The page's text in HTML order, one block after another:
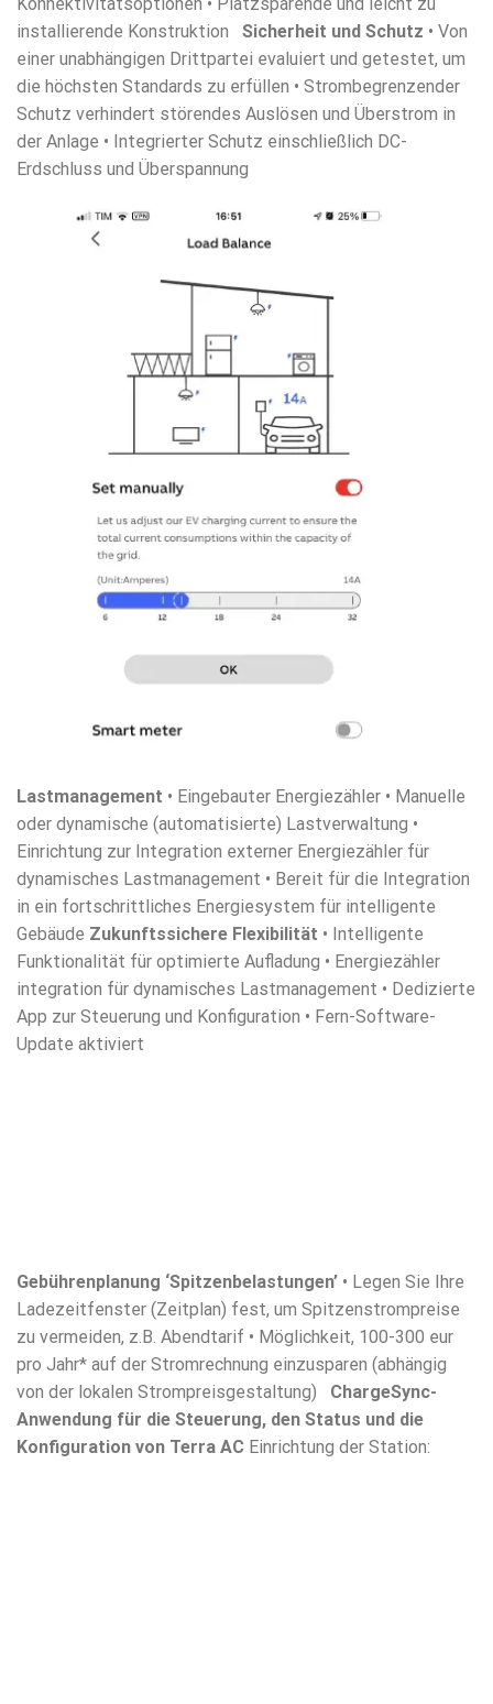
installierende Konstruktion Sicherheit und Schutz • Von
einer unabhängigen Drittpartei evaluiert und getestet, um
die höchsten Standards zu erfüllen • Strombegrenzender
Schutz verhindert störendes Auslösen und Überstrom in
der Anlage • Integrierter Schutz einschließlich DC-
Erdschluss und Überspannung
Lastmanagement • Eingebauter Energiezähler • Manuelle
oder dynamische (automatisierte) Lastverwaltung •
Einrichtung zur Integration externer Energiezähler für
dynamisches Lastmanagement • Bereit für die Integration
in ein fortschrittliches Energiesystem für intelligente
Gebäude Zukunftssichere Flexibilität • Intelligente
Funktionalität für optimierte Aufladung • Energiezähler
integration für dynamisches Lastmanagement • Dedizierte
App zur Steuerung und Konfiguration • Fern-Software-
Update aktiviert
Gebührenplanung ‘Spitzenbelastungen’ • Legen Sie Ihre
Ladezeitfenster (Zeitplan) fest, um Spitzenstrompreise
zu vermeiden, z.B. Abendtarif • Möglichkeit, 100-300 eur
pro Jahr* auf der Stromrechnung einzusparen (abhängig
von der lokalen Strompreisgestaltung) ChargeSync-
Anwendung für die Steuerung, den Status und die
Konfiguration von Terra AC Einrichtung der Station: